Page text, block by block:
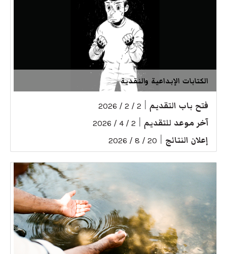
الكتابات الإبداعية والنقدية
فتح باب التقديم 2 / 2 / 2026
آخر موعد للتقديم 2 / 4 / 2026
إعلان النتائج 20 / 8 / 2026